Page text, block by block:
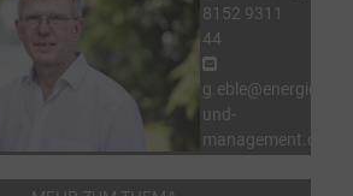
8152 9311
44
g.eble@energie-
und-
management.de